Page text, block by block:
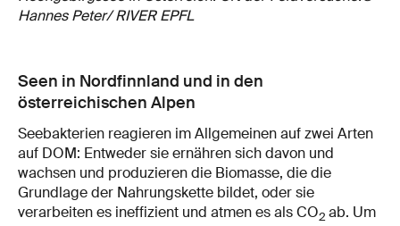
Hannes Peter/ RIVER EPFL
Seen in Nordfinnland und in den
österreichischen Alpen
Seebakterien reagieren im Allgemeinen auf zwei Arten
auf DOM: Entweder sie ernähren sich davon und
wachsen und produzieren die Biomasse, die die
Grundlage der Nahrungskette bildet, oder sie
verarbeiten es ineffizient und atmen es als CO2ab. Um